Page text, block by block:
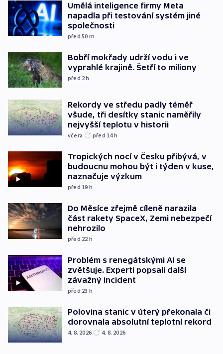
Umělá inteligence firmy Meta
napadla při testování systém jiné
společnosti
před 50 m
Bobří mokřady udrží vodu i ve
vyprahlé krajině. Šetří to miliony
před 2h
Rekordy ve středu padly téměř
všude, tři desítky stanic naměřily
nejvyšší teplotu v historii
včera před 14h
Tropických nocí v Česku přibývá, v
budoucnu mohou být i týden v kuse,
naznačuje výzkum
před 19 h
Do Měsíce zřejmě cíleně narazila
část rakety SpaceX, Zemi nebezpečí
nehrozilo
před 22 h
Problém s renegátskými AI se
zvětšuje. Experti popsali další
závažný incident
před 23 h
Polovina stanic v úterý překonala či
dorovnala absolutní teplotní rekord
4. 8. 2026 4. 8. 2026